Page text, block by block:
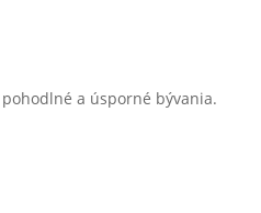
a úsporné bývania.